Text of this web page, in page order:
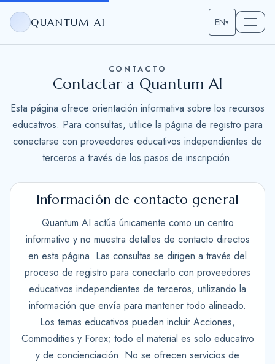
QUANTUM AI EN▾
CONTACTO
Contactar a Quantum AI
Esta página ofrece orientación informativa sobre los recursos
educativos. Para consultas, utilice la página de registro para
conectarse con proveedores educativos independientes de
terceros a través de los pasos de inscripción.
Información de contacto general
Quantum AI actúa únicamente como un centro
informativo y no muestra detalles de contacto directos
en esta página. Las consultas se dirigen a través del
proceso de registro para conectarlo con proveedores
educativos independientes de terceros, utilizando la
información que envía para mantener todo alineado.
Los temas educativos pueden incluir Acciones,
Commodities y Forex; todo el material es solo educativo
y de concienciación. No se ofrecen servicios de